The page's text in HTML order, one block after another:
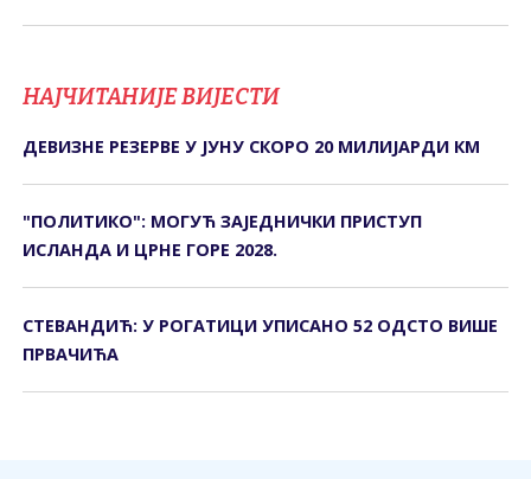
НАЈЧИТАНИЈЕ ВИЈЕСТИ
ДЕВИЗНЕ РЕЗЕРВЕ У ЈУНУ СКОРО 20 МИЛИЈАРДИ КМ
"ПОЛИТИКО": МОГУЋ ЗАЈЕДНИЧКИ ПРИСТУП
ИСЛАНДА И ЦРНЕ ГОРЕ 2028.
СТЕВАНДИЋ: У РОГАТИЦИ УПИСАНО 52 ОДСТО ВИШЕ
ПРВАЧИЋА